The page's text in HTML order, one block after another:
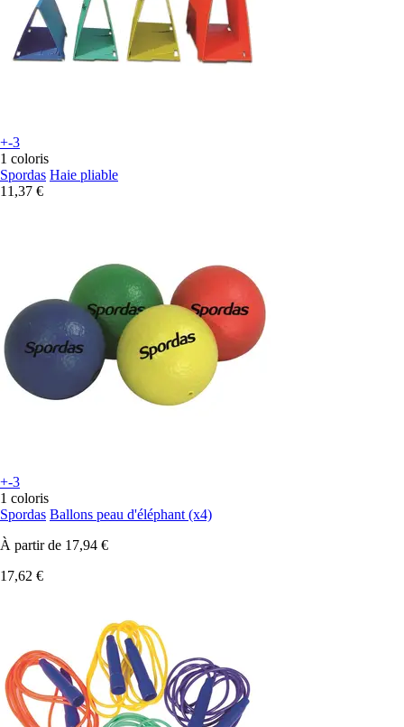
+-3
1 coloris
Spordas Haie pliable
11,37 €
+-3
1 coloris
Spordas Ballons peau d'éléphant (x4)
À partir de 17,94 €
17,62 €